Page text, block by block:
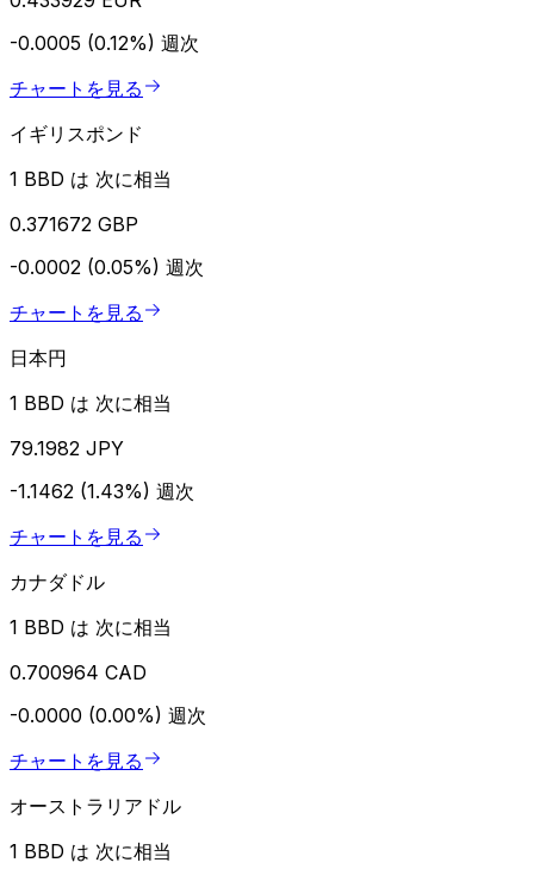
-0.0005 (0.12%) 週次
チャートを見る
イギリスポンド
1 BBD は 次に相当
0.371672 GBP
-0.0002 (0.05%) 週次
チャートを見る
日本円
1 BBD は 次に相当
79.1982 JPY
-1.1462 (1.43%) 週次
チャートを見る
カナダドル
1 BBD は 次に相当
0.700964 CAD
-0.0000 (0.00%) 週次
チャートを見る
オーストラリアドル
1 BBD は 次に相当